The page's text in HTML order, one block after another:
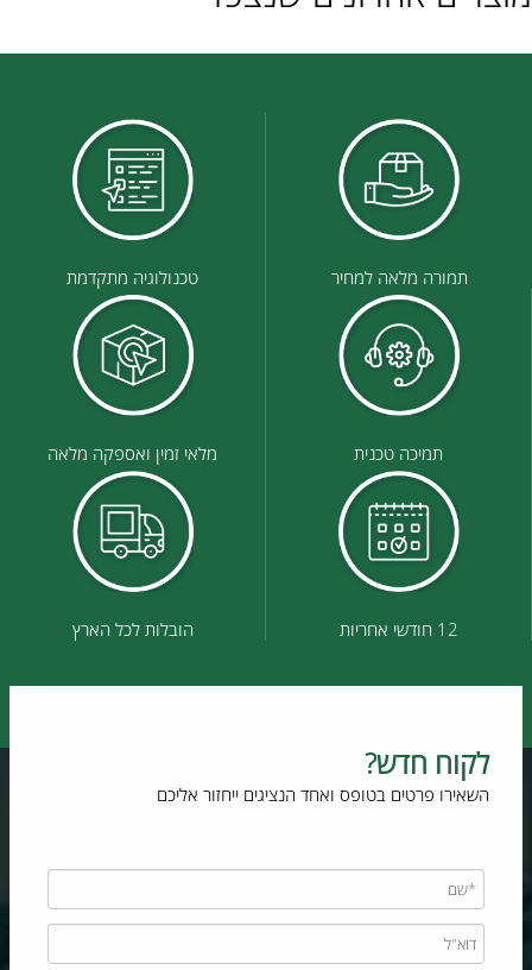
תמורה מלאה למחיר טכנולוגיה מתקדמת
תמיכה טכנית מלאי זמין ואספקה מלאה
12 חודשי אחריות הובלות לכל הארץ
לקוח חדש?
השאירו פרטים בטופס ואחד הנציגים ייחזור אליכם